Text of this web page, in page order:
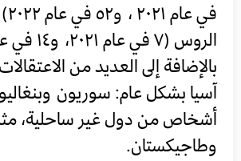
بالإضافة إلى العديد من
آسيا بشكل عام: سوريون
أشخاص من دول غير ساحلية،
وطاجيكستان.